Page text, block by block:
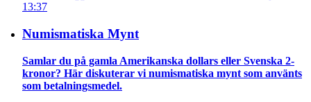
13:37
Numismatiska Mynt
Samlar du på gamla Amerikanska dollars eller Svenska 2-
kronor? Här diskuterar vi numismatiska mynt som använts
som betalningsmedel.